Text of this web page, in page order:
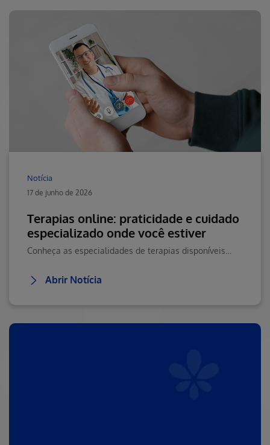
Notícia
17 de junho de 2026
Terapias online: praticidade e cuidado
especializado onde você estiver
Abrir Notícia